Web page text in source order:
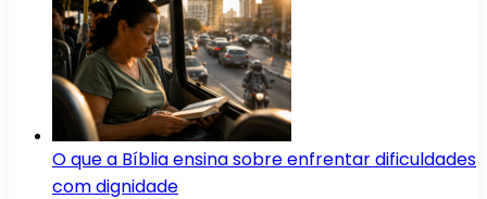
O que a Bíblia ensina sobre enfrentar dificuldades
com dignidade